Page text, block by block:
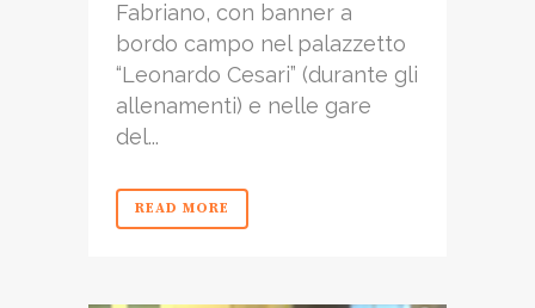
Fabriano, con banner a
bordo campo nel palazzetto
“Leonardo Cesari” (durante gli
allenamenti) e nelle gare
del...
READ MORE